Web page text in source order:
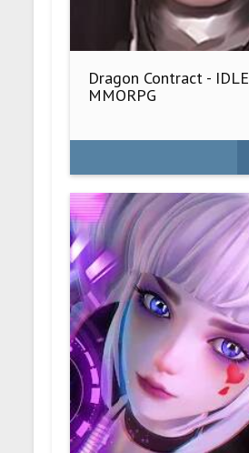
Dragon Contract - IDLE
MMORPG